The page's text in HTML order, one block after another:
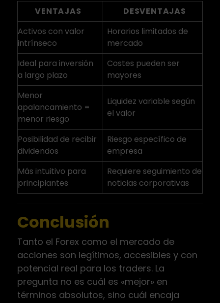
VENTAJAS
DESVENTAJAS
Activos con valor
intrínseco
Horarios limitados de
mercado
Ideal para inversión
a largo plazo
Costes pueden ser
mayores
Menor
apalancamiento =
menor riesgo
Liquidez variable según
el valor
Posibilidad de recibir
dividendos
Riesgo específico de
empresa
Más intuitivo para
principiantes
Requiere seguimiento de
noticias corporativas
Conclusión
Tanto el Forex como el mercado de
acciones son legítimos, accesibles y con
potencial real para los traders. La
pregunta no es cuál es «mejor» en
términos absolutos, sino cuál encaja